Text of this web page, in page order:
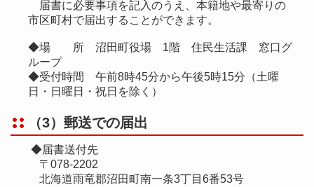
届書に必要事項を記入のうえ、本籍地や最寄りの
市区町村で届出することができます。
◆場 所 沼田町役場 1階 住民生活課 窓口グ
ループ
◆受付時間 午前8時45分から午後5時15分（土曜
日・日曜日・祝日を除く）
（3）郵送での届出
◆届書送付先
〒078-2202
北海道雨竜郡沼田町南一条3丁目6番53号